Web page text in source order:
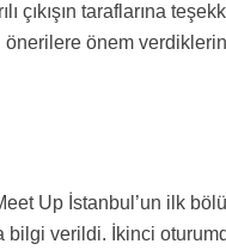
çıkışın taraflarına
önem verdiklerini
Up İstanbul’un ilk
bilgi verildi. İkinci